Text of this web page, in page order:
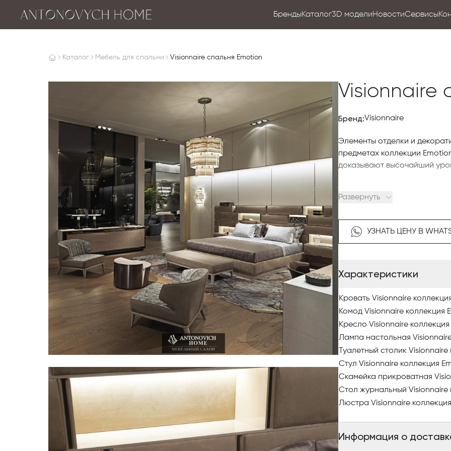
БрендыКаталог3D моделиНовостиСервисы
Каталог Мебель для спальни Visionnaire спальня Emotion
Visionnaire
Бренд:Visionnaire
Элементы отделки и
предметах коллекции
доказывают высочайший
подсветкой и встроенными
наполнением в отделке из
качественными фото,
По вопросам приобретения
Antonovich Home.
Развернуть
УЗНАТЬ ЦЕНУ В
Характеристики
Кровать Visionnaire
Комод Visionnaire коллекция
Кресло Visionnaire
Лампа настольная
Туалетный столик
Стул Visionnaire коллекция
Скамейка прикроватная
Стол журнальный Visionnaire
Люстра Visionnaire
Информация о